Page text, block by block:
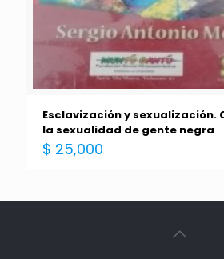
Esclavización y sexualización.
la sexualidad de gente negra
$ 25,000